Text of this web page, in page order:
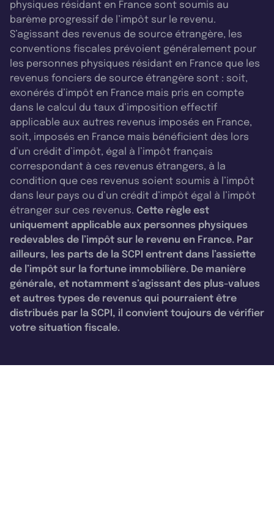
physiques résidant en France sont soumis au
barème progressif de l’impôt sur le revenu.
S’agissant des revenus de source étrangère, les
conventions fiscales prévoient généralement pour
les personnes physiques résidant en France que les
revenus fonciers de source étrangère sont : soit,
exonérés d’impôt en France mais pris en compte
dans le calcul du taux d’imposition effectif
applicable aux autres revenus imposés en France,
soit, imposés en France mais bénéficient dès lors
d’un crédit d’impôt, égal à l’impôt français
correspondant à ces revenus étrangers, à la
condition que ces revenus soient soumis à l’impôt
dans leur pays ou d’un crédit d’impôt égal à l’impôt
étranger sur ces revenus. Cette règle est
uniquement applicable aux personnes physiques
redevables de l’impôt sur le revenu en France. Par
ailleurs, les parts de la SCPI entrent dans l’assiette
de l’impôt sur la fortune immobilière. De manière
générale, et notamment s’agissant des plus-values
et autres types de revenus qui pourraient être
distribués par la SCPI, il convient toujours de vérifier
votre situation fiscale.